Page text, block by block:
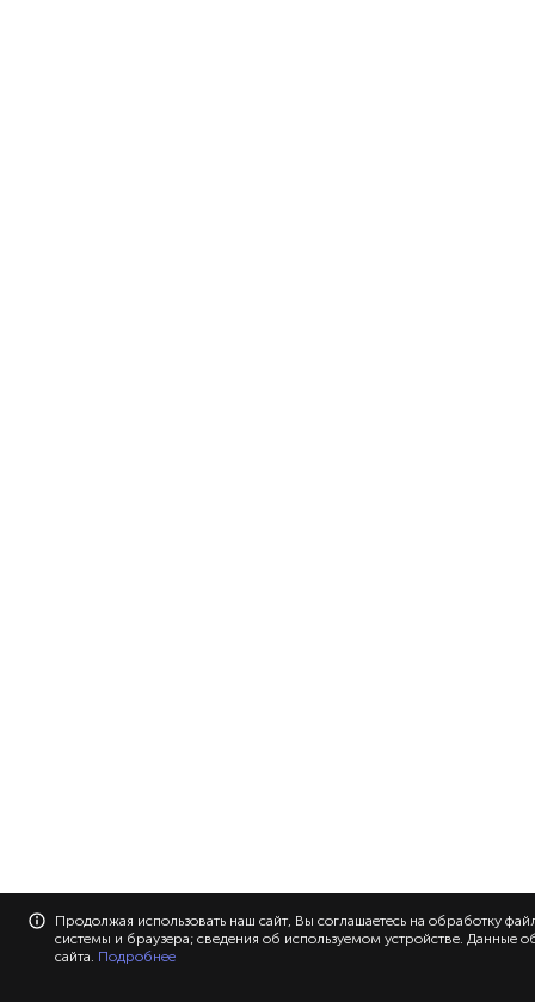
Продолжая использовать наш сайт, Вы соглашаетесь на обработку
системы и браузера; сведения об используемом устройстве. Данные
сайта. Подробнее